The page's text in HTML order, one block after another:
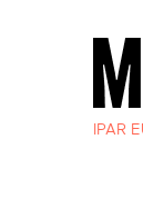
IPAR